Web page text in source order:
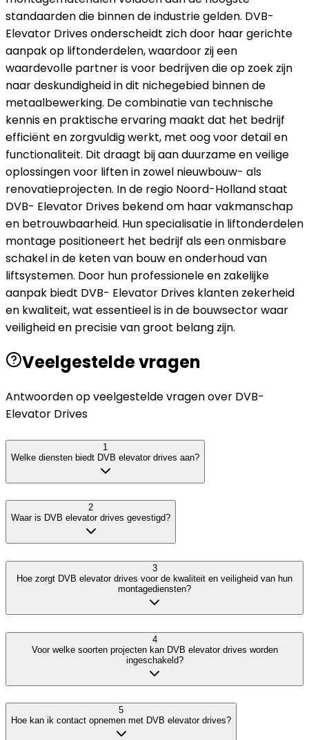
standaarden die binnen de industrie gelden. DVB-
Elevator Drives onderscheidt zich door haar gerichte
aanpak op liftonderdelen, waardoor zij een
waardevolle partner is voor bedrijven die op zoek zijn
naar deskundigheid in dit nichegebied binnen de
metaalbewerking. De combinatie van technische
kennis en praktische ervaring maakt dat het bedrijf
efficiënt en zorgvuldig werkt, met oog voor detail en
functionaliteit. Dit draagt bij aan duurzame en veilige
oplossingen voor liften in zowel nieuwbouw- als
renovatieprojecten. In de regio Noord-Holland staat
DVB- Elevator Drives bekend om haar vakmanschap
en betrouwbaarheid. Hun specialisatie in liftonderdelen
montage positioneert het bedrijf als een onmisbare
schakel in de keten van bouw en onderhoud van
liftsystemen. Door hun professionele en zakelijke
aanpak biedt DVB- Elevator Drives klanten zekerheid
en kwaliteit, wat essentieel is in de bouwsector waar
veiligheid en precisie van groot belang zijn.
Veelgestelde vragen
Antwoorden op veelgestelde vragen over DVB-
Elevator Drives
1
Welke diensten biedt DVB elevator drives aan?
2
Waar is DVB elevator drives gevestigd?
3
Hoe zorgt DVB elevator drives voor de kwaliteit en veiligheid van hun
montagediensten?
4
Voor welke soorten projecten kan DVB elevator drives worden
ingeschakeld?
5
Hoe kan ik contact opnemen met DVB elevator drives?